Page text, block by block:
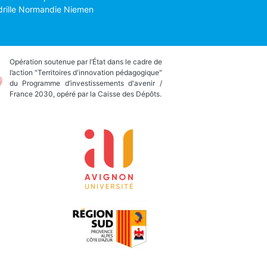
Normandie Niemen
Opération soutenue par l’État dans le cadre de
l’action "Territoires d'innovation pédagogique"
du Programme d’investissements d'avenir /
France 2030, opéré par la Caisse des Dépôts.